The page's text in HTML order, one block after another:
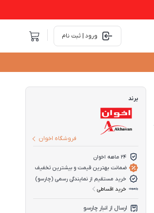
ورود | ثبت نام
برند
فروشگاه اخوان
۲۴ ماهه اخوان
ضمانت بهترین قیمت و بیشترین تخفیف
خرید مستقیم از نمایندگی رسمی (چارسو)
خرید اقساطی
ارسال از انبار چارسو